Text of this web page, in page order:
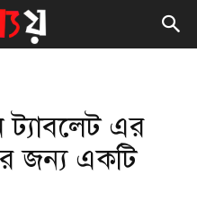
ট্যাবলেট এর
জন্য একটি